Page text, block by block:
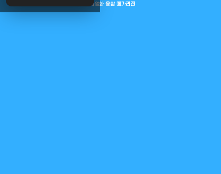
중부권 전체를 잇는 연구–임상–평가–사업화 융합 메가리전